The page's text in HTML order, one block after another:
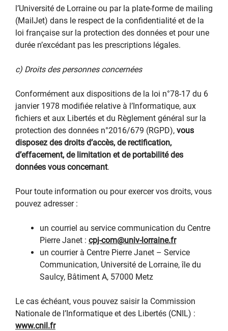
l’Université de Lorraine ou par la plate-forme de mailing
(MailJet) dans le respect de la confidentialité et de la
loi française sur la protection des données et pour une
durée n’excédant pas les prescriptions légales.
c) Droits des personnes concernées
Conformément aux dispositions de la loi n°78-17 du 6
janvier 1978 modifiée relative à l’Informatique, aux
fichiers et aux Libertés et du Règlement général sur la
protection des données n°2016/679 (RGPD), vous
disposez des droits d’accès, de rectification,
d’effacement, de limitation et de portabilité des
données vous concernant.
Pour toute information ou pour exercer vos droits, vous
pouvez adresser :
un courriel au service communication du Centre
Pierre Janet : cpj-com@univ-lorraine.fr
un courrier à Centre Pierre Janet – Service
Communication, Université de Lorraine, île du
Saulcy, Bâtiment A, 57000 Metz
Le cas échéant, vous pouvez saisir la Commission
Nationale de l’Informatique et des Libertés (CNIL) :
www.cnil.fr